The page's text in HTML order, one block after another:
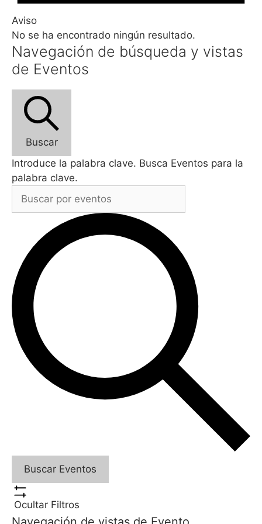
Aviso
No se ha encontrado ningún resultado.
Navegación de búsqueda y vistas
de Eventos
Buscar
Introduce la palabra clave. Busca Eventos para la
palabra clave.
Buscar Eventos
Ocultar Filtros